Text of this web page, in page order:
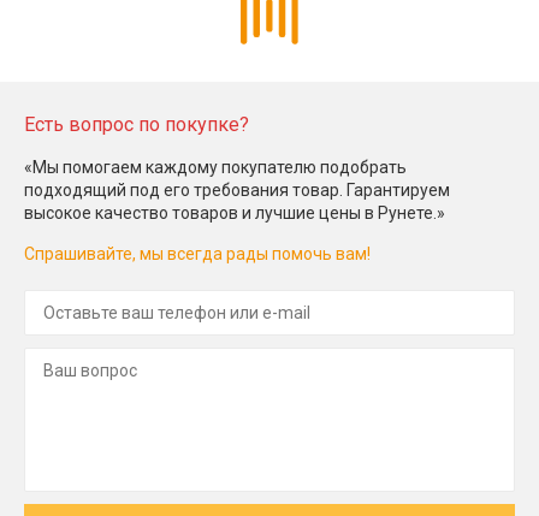
Есть вопрос по покупке?
«Мы помогаем каждому покупателю подобрать
подходящий под его требования товар. Гарантируем
высокое качество товаров и лучшие цены в Рунете.»
Спрашивайте, мы всегда рады помочь вам!